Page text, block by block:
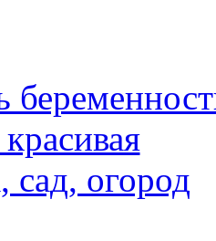
сад, огород